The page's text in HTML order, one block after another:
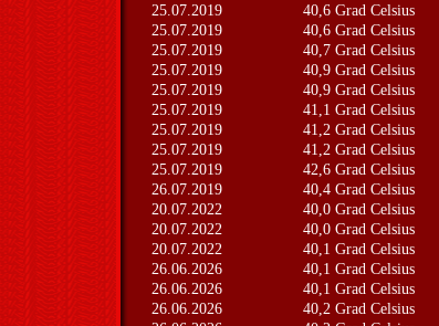
25.07.2019
40,6 Grad Celsius
25.07.2019
40,6 Grad Celsius
25.07.2019
40,7 Grad Celsius
25.07.2019
40,9 Grad Celsius
25.07.2019
40,9 Grad Celsius
25.07.2019
41,1 Grad Celsius
25.07.2019
41,2 Grad Celsius
25.07.2019
41,2 Grad Celsius
25.07.2019
42,6 Grad Celsius
26.07.2019
40,4 Grad Celsius
20.07.2022
40,0 Grad Celsius
20.07.2022
40,0 Grad Celsius
20.07.2022
40,1 Grad Celsius
26.06.2026
40,1 Grad Celsius
26.06.2026
40,1 Grad Celsius
26.06.2026
40,2 Grad Celsius